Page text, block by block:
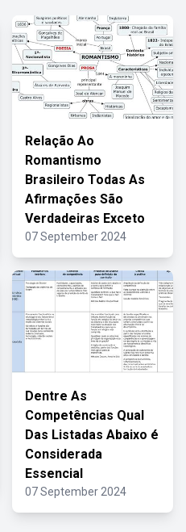
Relação Ao
Romantismo
Brasileiro Todas As
Afirmações São
Verdadeiras Exceto
07 September 2024
Dentre As
Competências Qual
Das Listadas Abaixo é
Considerada
Essencial
07 September 2024